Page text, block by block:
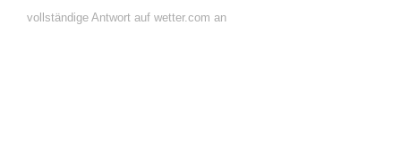
vollständige Antwort auf wetter.com an